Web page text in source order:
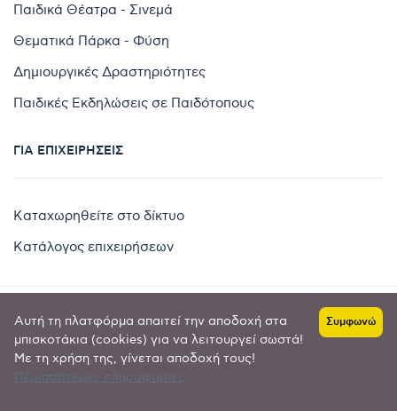
Παιδικά Θέατρα - Σινεμά
Θεματικά Πάρκα - Φύση
Δημιουργικές Δραστηριότητες
Παιδικές Εκδηλώσεις σε Παιδότοπους
ΓΙΑ ΕΠΙΧΕΙΡΉΣΕΙΣ
Καταχωρηθείτε στο δίκτυο
Κατάλογος επιχειρήσεων
Copyright © 2024 by
Goldensites
Αυτή τη πλατφόρμα απαιτεί την αποδοχή στα
μπισκοτάκια (cookies) για να λειτουργεί σωστά!
Με τη χρήση της, γίνεται αποδοχή τους!
Συμφωνώ